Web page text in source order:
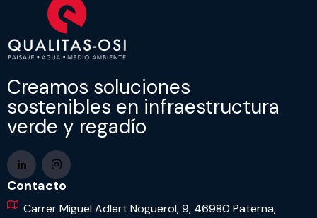
Creamos soluciones
sostenibles en infraestructura
verde y regadío
Contacto
Carrer Miguel Adlert Noguerol, 9, 46980 Paterna,